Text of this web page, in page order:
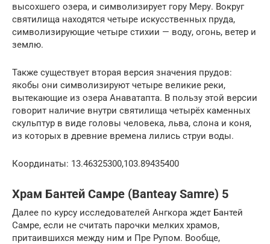
высохшего озера, и символизирует гору Меру. Вокруг
святилища находятся четыре искусственных пруда,
символизирующие четыре стихии — воду, огонь, ветер и
землю.
Также существует вторая версия значения прудов:
якобы они символизируют четыре великие реки,
вытекающие из озера Анаватапта. В пользу этой версии
говорит наличие внутри святилища четырёх каменных
скульптур в виде головы человека, льва, слона и коня,
из которых в древние времена лились струи воды.
Координаты: 13.46325300,103.89435400
Храм Бантей Самре (Banteay Samre) 5
Далее по курсу исследователей Ангкора ждет Бантей
Самре, если не считать парочки мелких храмов,
притаившихся между ним и Пре Рупом. Вообще,